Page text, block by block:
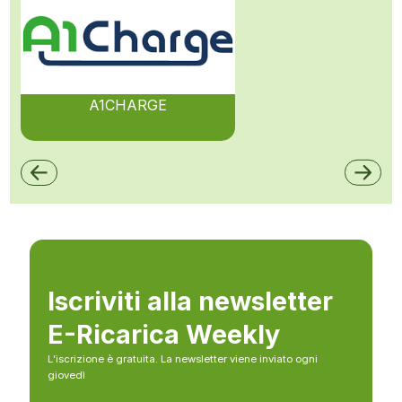
A1CHARGE
Iscriviti alla newsletter
E-Ricarica Weekly
L’iscrizione è gratuita. La newsletter viene inviato ogni
giovedì